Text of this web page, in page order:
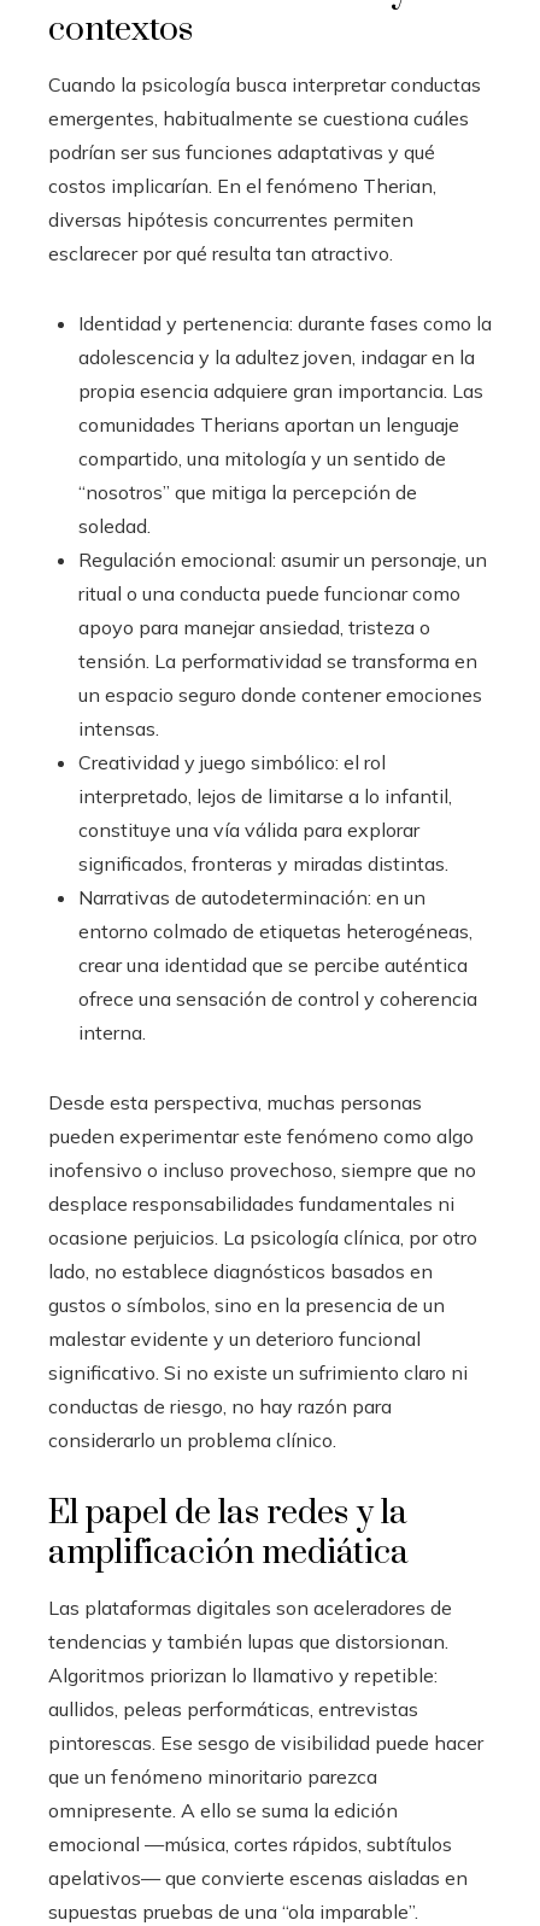
contextos
Cuando la psicología busca interpretar conductas
emergentes, habitualmente se cuestiona cuáles
podrían ser sus funciones adaptativas y qué
costos implicarían. En el fenómeno Therian,
diversas hipótesis concurrentes permiten
esclarecer por qué resulta tan atractivo.
Identidad y pertenencia: durante fases como la
adolescencia y la adultez joven, indagar en la
propia esencia adquiere gran importancia. Las
comunidades Therians aportan un lenguaje
compartido, una mitología y un sentido de
“nosotros” que mitiga la percepción de
soledad.
Regulación emocional: asumir un personaje, un
ritual o una conducta puede funcionar como
apoyo para manejar ansiedad, tristeza o
tensión. La performatividad se transforma en
un espacio seguro donde contener emociones
intensas.
Creatividad y juego simbólico: el rol
interpretado, lejos de limitarse a lo infantil,
constituye una vía válida para explorar
significados, fronteras y miradas distintas.
Narrativas de autodeterminación: en un
entorno colmado de etiquetas heterogéneas,
crear una identidad que se percibe auténtica
ofrece una sensación de control y coherencia
interna.
Desde esta perspectiva, muchas personas
pueden experimentar este fenómeno como algo
inofensivo o incluso provechoso, siempre que no
desplace responsabilidades fundamentales ni
ocasione perjuicios. La psicología clínica, por otro
lado, no establece diagnósticos basados en
gustos o símbolos, sino en la presencia de un
malestar evidente y un deterioro funcional
significativo. Si no existe un sufrimiento claro ni
conductas de riesgo, no hay razón para
considerarlo un problema clínico.
El papel de las redes y la
amplificación mediática
Las plataformas digitales son aceleradores de
tendencias y también lupas que distorsionan.
Algoritmos priorizan lo llamativo y repetible:
aullidos, peleas performáticas, entrevistas
pintorescas. Ese sesgo de visibilidad puede hacer
que un fenómeno minoritario parezca
omnipresente. A ello se suma la edición
emocional —música, cortes rápidos, subtítulos
apelativos— que convierte escenas aisladas en
supuestas pruebas de una “ola imparable”.